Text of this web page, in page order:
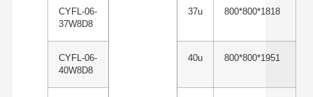
CYFL-06-
37W8D8
37u 800*800*1818
CYFL-06-
40W8D8
40u 800*800*1951